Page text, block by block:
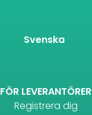
Svenska
FÖR LEVERANTÖRER
Registrera dig